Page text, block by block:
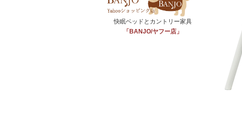
快眠ベッドとカントリー家具
「BANJO/ヤフー店」